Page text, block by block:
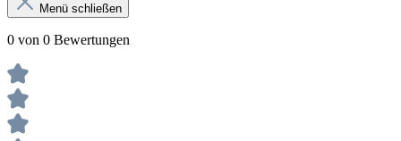
Menü schließen
0 von 0 Bewertungen